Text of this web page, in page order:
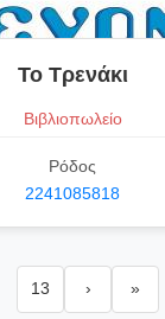
Το Τρενάκι
Βιβλιοπωλείο
Ρόδος
2241085818
13 › »